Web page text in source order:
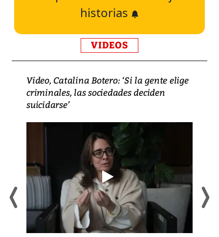
historias
VIDEOS
Video, Catalina Botero: ‘Si la gente elige
criminales, las sociedades deciden
suicidarse’